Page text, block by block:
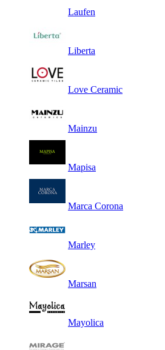
Laufen
Liberta
Love Ceramic
Mainzu
Mapisa
Marca Corona
Marley
Marsan
Mayolica